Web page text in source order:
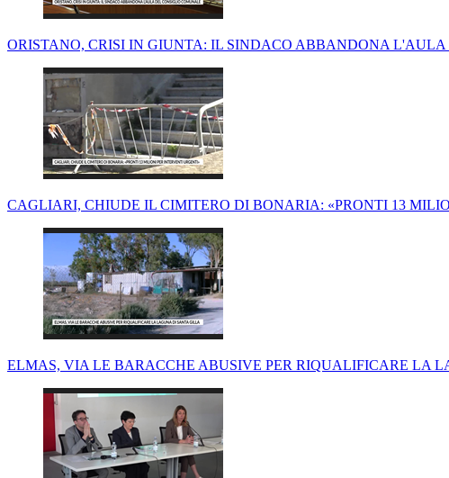
ORISTANO, CRISI IN GIUNTA: IL SINDACO ABBANDONA
CAGLIARI, CHIUDE IL CIMITERO DI BONARIA: «PRONTI 13
ELMAS, VIA LE BARACCHE ABUSIVE PER RIQUALIFICARE LA